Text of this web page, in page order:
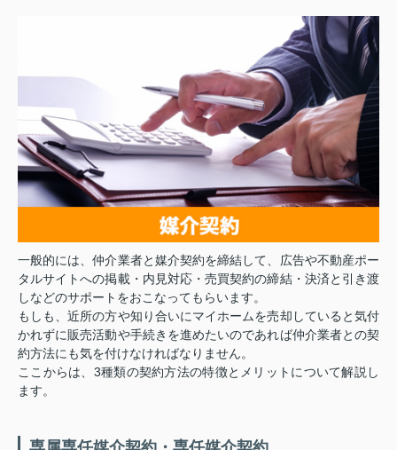
一般的には、仲介業者と媒介契約を締結して、広告や不動産ポー
タルサイトへの掲載・内見対応・売買契約の締結・決済と引き渡
しなどのサポートをおこなってもらいます。
もしも、近所の方や知り合いにマイホームを売却していると気付
かれずに販売活動や手続きを進めたいのであれば仲介業者との契
約方法にも気を付けなければなりません。
ここからは、3種類の契約方法の特徴とメリットについて解説し
ます。